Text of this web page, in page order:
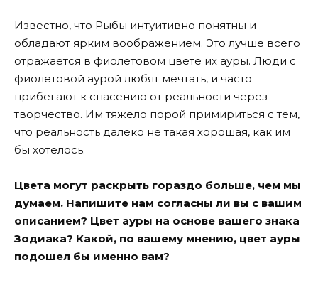
Известно, что Рыбы интуитивно понятны и
обладают ярким воображением. Это лучше всего
отражается в фиолетовом цвете их ауры. Люди с
фиолетовой аурой любят мечтать, и часто
прибегают к спасению от реальности через
творчество. Им тяжело порой примириться с тем,
что реальность далеко не такая хорошая, как им
бы хотелось.
Цвета могут раскрыть гораздо больше, чем мы
думаем. Напишите нам согласны ли вы с вашим
описанием? Цвет ауры на основе вашего знака
Зодиака? Какой, по вашему мнению, цвет ауры
подошел бы именно вам?